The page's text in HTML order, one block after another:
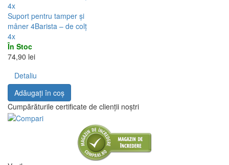
4x
Suport pentru tamper și
mâner 4Barista – de colț
4x
În Stoc
74,90 lei
Detaliu
Adăugați în coş
Cumpărăturile certificate de clienții noștri